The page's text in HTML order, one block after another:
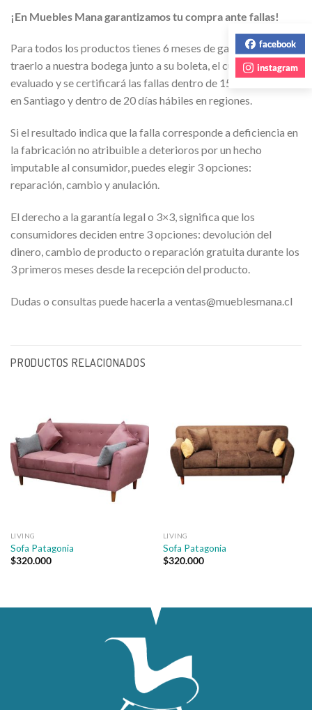
¡En Muebles Mana garantizamos tu compra ante fallas!
Para todos los productos tienes 6 meses de garantía para
traerlo a nuestra bodega junto a su boleta, el cual será
evaluado y se certificará las fallas dentro de 15 días hábiles
en Santiago y dentro de 20 días hábiles en regiones.
Si el resultado indica que la falla corresponde a deficiencia en
la fabricación no atribuible a deterioros por un hecho
imputable al consumidor, puedes elegir 3 opciones:
reparación, cambio y anulación.
El derecho a la garantía legal o 3×3, significa que los
consumidores deciden entre 3 opciones: devolución del
dinero, cambio de producto o reparación gratuita durante los
3 primeros meses desde la recepción del producto.
Dudas o consultas puede hacerla a ventas@mueblesmana.cl
PRODUCTOS RELACIONADOS
LIVING
Sofa Patagonia
$320.000
LIVING
Sofa Patagonia
$320.000
facebook
instagram